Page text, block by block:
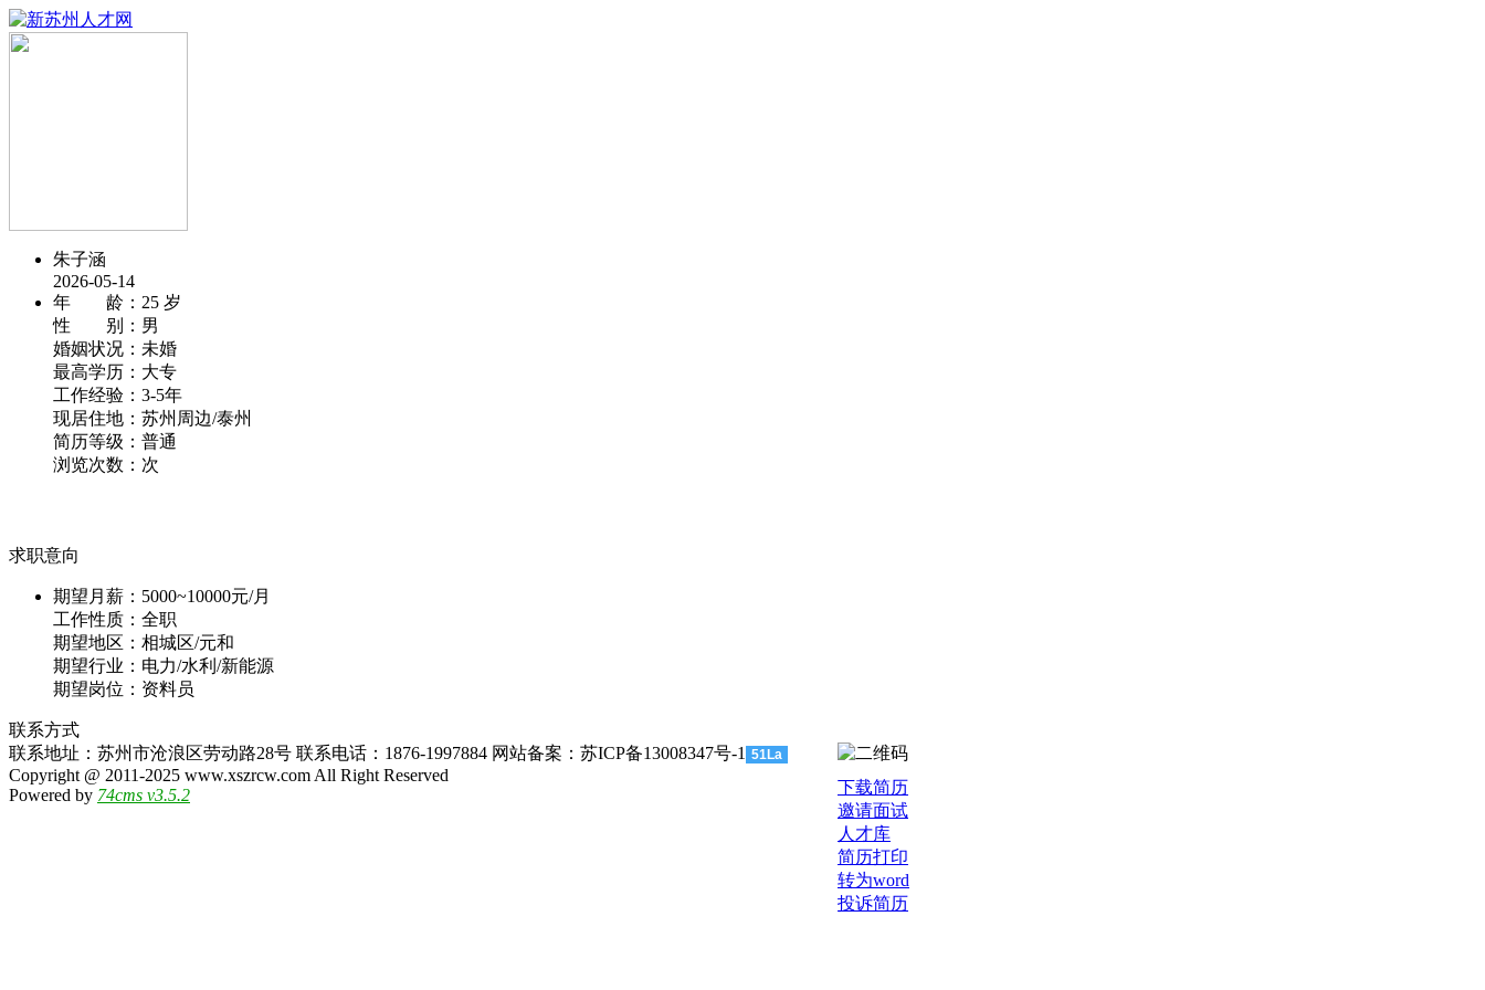
朱子涵
2026-05-14
年 龄： 25 岁
性 别： 男
婚姻状况： 未婚
最高学历： 大专
工作经验： 3-5年
现居住地： 苏州周边/泰州
简历等级： 普通
浏览次数： 次
求职意向
期望月薪： 5000~10000元/月
工作性质： 全职
期望地区： 相城区/元和
期望行业： 电力/水利/新能源
期望岗位： 资料员
联系方式
下载简历
邀请面试
人才库
简历打印
转为word
投诉简历
联系地址：苏州市沧浪区劳动路28号 联系电话：1876-1997884 网站备案：苏ICP备13008347号-1 51La
Copyright @ 2011-2025 www.xszrcw.com All Right Reserved
Powered by 74cms v3.5.2